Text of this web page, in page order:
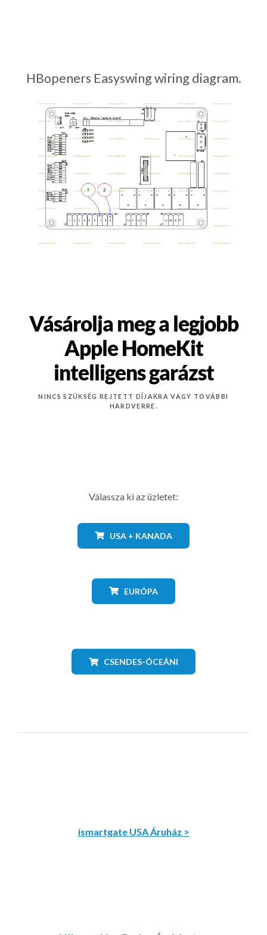
HBopeners Easyswing wiring diagram.
Vásárolja meg a legjobb
Apple HomeKit
intelligens garázst
NINCS SZÜKSÉG REJTETT DÍJAKRA VAGY TOVÁBBI
HARDVERRE.
Válassza ki az üzletet:
USA + KANADA
EURÓPA
CSENDES-ÓCEÁNI
ismartgate USA Áruház >